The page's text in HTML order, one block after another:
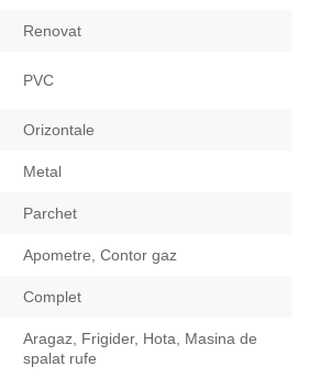
Renovat
PVC
Orizontale
Metal
Parchet
Apometre, Contor gaz
Complet
Aragaz, Frigider, Hota, Masina de
spalat rufe